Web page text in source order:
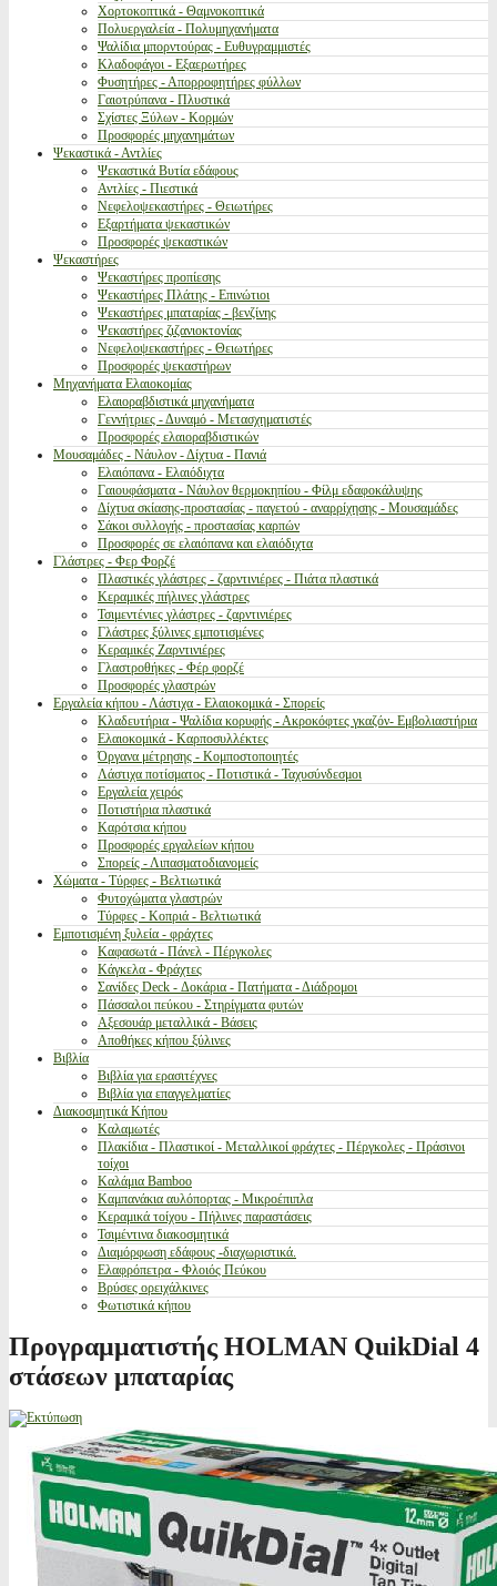
Χορτοκοπτικά - Θαμνοκοπτικά
Πολυεργαλεία - Πολυμηχανήματα
Ψαλίδια μπορντούρας - Ευθυγραμμιστές
Κλαδοφάγοι - Εξαερωτήρες
Φυσητήρες - Απορροφητήρες φύλλων
Γαιοτρύπανα - Πλυστικά
Σχίστες Ξύλων - Κορμών
Προσφορές μηχανημάτων
Ψεκαστικά - Αντλίες
Ψεκαστικά Βυτία εδάφους
Αντλίες - Πιεστικά
Νεφελοψεκαστήρες - Θειωτήρες
Εξαρτήματα ψεκαστικών
Προσφορές ψεκαστικών
Ψεκαστήρες
Ψεκαστήρες προπίεσης
Ψεκαστήρες Πλάτης - Επινώτιοι
Ψεκαστήρες μπαταρίας - βενζίνης
Ψεκαστήρες ζιζανιοκτονίας
Νεφελοψεκαστήρες - Θειωτήρες
Προσφορές ψεκαστήρων
Μηχανήματα Ελαιοκομίας
Ελαιοραβδιστικά μηχανήματα
Γεννήτριες - Δυναμό - Μετασχηματιστές
Προσφορές ελαιοραβδιστικών
Μουσαμάδες - Νάυλον - Δίχτυα - Πανιά
Ελαιόπανα - Ελαιόδιχτα
Γαιουφάσματα - Νάυλον θερμοκηπίου - Φίλμ εδαφοκάλυψης
Δίχτυα σκίασης-προστασίας - παγετού - αναρρίχησης - Μουσαμάδες
Σάκοι συλλογής - προστασίας καρπών
Προσφορές σε ελαιόπανα και ελαιόδιχτα
Γλάστρες - Φερ Φορζέ
Πλαστικές γλάστρες - ζαρντινιέρες - Πιάτα πλαστικά
Κεραμικές πήλινες γλάστρες
Τσιμεντένιες γλάστρες - ζαρντινιέρες
Γλάστρες ξύλινες εμποτισμένες
Κεραμικές Ζαρντινιέρες
Γλαστροθήκες - Φέρ φορζέ
Προσφορές γλαστρών
Εργαλεία κήπου - Λάστιχα - Ελαιοκομικά - Σπορείς
Κλαδευτήρια - Ψαλίδια κορυφής - Ακροκόφτες γκαζόν- Εμβολιαστήρια
Ελαιοκομικά - Καρποσυλλέκτες
Όργανα μέτρησης - Κομποστοποιητές
Λάστιχα ποτίσματος - Ποτιστικά - Ταχυσύνδεσμοι
Εργαλεία χειρός
Ποτιστήρια πλαστικά
Καρότσια κήπου
Προσφορές εργαλείων κήπου
Σπορείς - Λιπασματοδιανομείς
Χώματα - Τύρφες - Βελτιωτικά
Φυτοχώματα γλαστρών
Τύρφες - Κοπριά - Βελτιωτικά
Εμποτισμένη ξυλεία - φράχτες
Καφασωτά - Πάνελ - Πέργκολες
Κάγκελα - Φράχτες
Σανίδες Deck - Δοκάρια - Πατήματα - Διάδρομοι
Πάσσαλοι πεύκου - Στηρίγματα φυτών
Αξεσουάρ μεταλλικά - Βάσεις
Αποθήκες κήπου ξύλινες
Βιβλία
Βιβλία για ερασιτέχνες
Βιβλία για επαγγελματίες
Διακοσμητικά Κήπου
Καλαμωτές
Πλακίδια - Πλαστικοί - Μεταλλικοί φράχτες - Πέργκολες - Πράσινοι
τοίχοι
Καλάμια Bamboo
Καμπανάκια αυλόπορτας - Μικροέπιπλα
Κεραμικά τοίχου - Πήλινες παραστάσεις
Τσιμέντινα διακοσμητικά
Διαμόρφωση εδάφους -διαχωριστικά.
Ελαφρόπετρα - Φλοιός Πεύκου
Βρύσες ορειχάλκινες
Φωτιστικά κήπου
Προγραμματιστής HOLMAN QuikDial 4
στάσεων μπαταρίας